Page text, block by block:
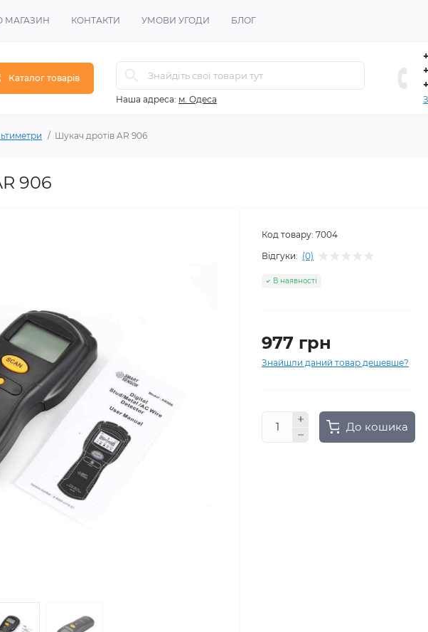
МАГАЗИН КОНТАКТИ УМОВИ УГОДИ БЛОГ
Каталог товарів
Наша адреса: м. Одеса
Шукач дротів AR 906
906
Код товару: 7004
Відгуки: (0)
В наявності
977 грн
Знайшли даний товар дешевше?
До кошика